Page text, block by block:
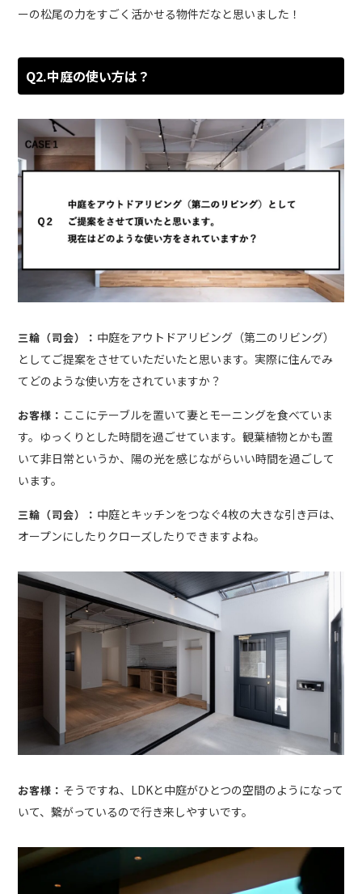
ーの松尾の力をすごく活かせる物件だなと思いました！
Q2.中庭の使い方は？
三輪（司会）： 中庭をアウトドアリビング（第二のリビング）
としてご提案をさせていただいたと思います。実際に住んでみ
てどのような使い方をされていますか？
お客様： ここにテーブルを置いて妻とモーニングを食べていま
す。ゆっくりとした時間を過ごせています。観葉植物とかも置
いて非日常というか、陽の光を感じながらいい時間を過ごして
います。
三輪（司会）： 中庭とキッチンをつなぐ4枚の大きな引き戸は、
オープンにしたりクローズしたりできますよね。
お客様： そうですね、LDKと中庭がひとつの空間のようになって
いて、繋がっているので行き来しやすいです。